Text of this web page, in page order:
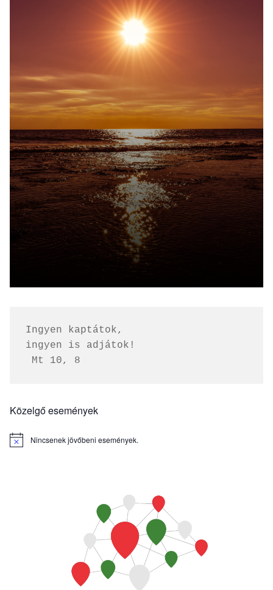
Ingyen kaptátok,
ingyen is adjátok!
Mt 10, 8
Közelgő események
Notice Nincsenek jövőbeni események.